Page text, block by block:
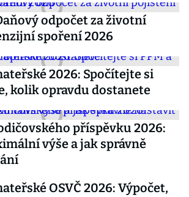
odpočet za životní
spoření 2026
2026: Spočítejte si
kolik opravdu dostanete
příspěvku 2026:
výše a jak správně
OSVČ 2026: Výpočet,